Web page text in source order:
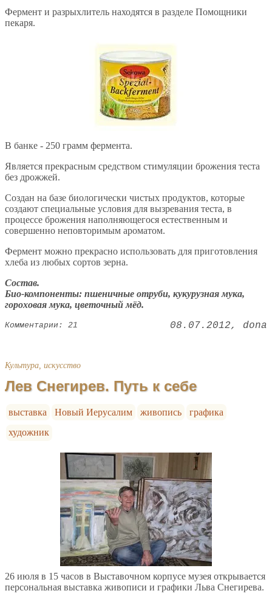
Фермент и разрыхлитель находятся в разделе Помощники
пекаря.
В банке - 250 грамм фермента.
Является прекрасным средством стимуляции брожения теста
без дрожжей.
Создан на базе биологически чистых продуктов, которые
создают специальные условия для вызревания теста, в
процессе брожения наполняющегося естественным и
совершенно неповторимым ароматом.
Фермент можно прекрасно использовать для приготовления
хлеба из любых сортов зерна.
Состав.
Био-компоненты: пшеничные отруби, кукурузная мука,
гороховая мука, цветочный мёд.
Комментарии: 21 08.07.2012 dona
Культура, искусство
Лев Снегирев. Путь к себе
выставка Новый Иерусалим живопись
графика
художник
26 июля в 15 часов в Выставочном корпусе музея открывается
персональная выставка живописи и графики Льва Снегирева.